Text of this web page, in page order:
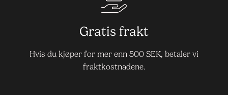
Gratis frakt
Hvis du kjøper for mer enn 500 SEK, betaler vi
fraktkostnadene.